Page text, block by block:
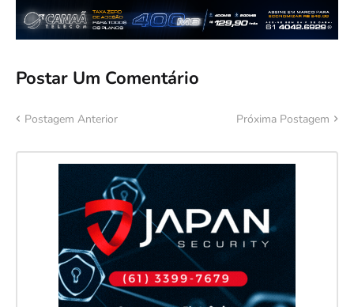
Postar Um Comentário
Postagem Anterior Próxima Postagem